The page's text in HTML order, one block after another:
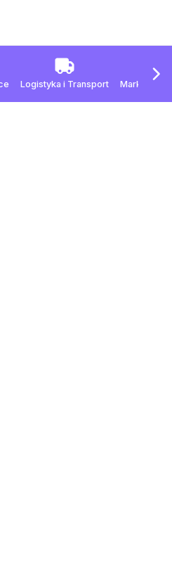
Logistyka i Transport Marketing